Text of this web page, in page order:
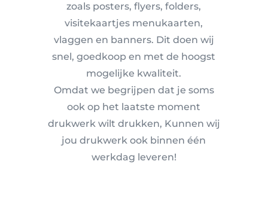
zoals posters, flyers, folders,
visitekaartjes menukaarten,
vlaggen en banners. Dit doen wij
snel, goedkoop en met de hoogst
mogelijke kwaliteit.
Omdat we begrijpen dat je soms
ook op het laatste moment
drukwerk wilt drukken, Kunnen wij
jou drukwerk ook binnen één
werkdag leveren!